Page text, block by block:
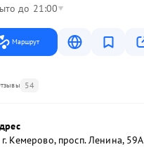
до 21:00
Маршрут
54
г. Кемерово, просп. Ленина, 59А